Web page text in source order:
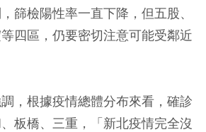
篩檢陽性率一直下降，但五股、
四區，仍要密切注意可能受鄰近
，根據疫情總體分布來看，確診
板橋、三重，「新北疫情完全沒